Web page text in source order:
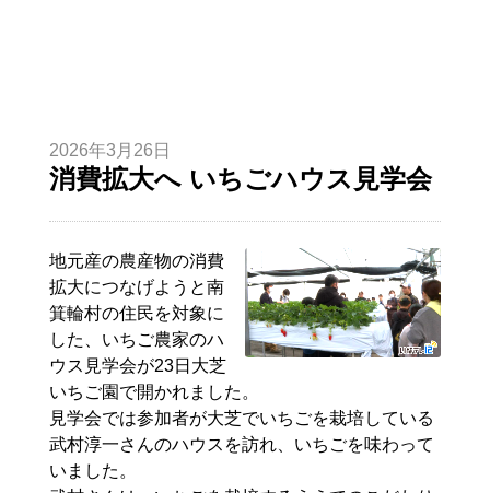
2026年3月26日
消費拡大へ いちごハウス見学会
地元産の農産物の消費
拡大につなげようと南
箕輪村の住民を対象に
した、いちご農家のハ
ウス見学会が23日大芝
いちご園で開かれました。
見学会では参加者が大芝でいちごを栽培している
武村淳一さんのハウスを訪れ、いちごを味わって
いました。